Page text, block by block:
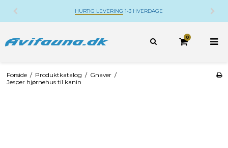
HURTIG LEVERING 1-3 HVERDAGE
0
Forside / Produktkatalog / Gnaver /
Jesper hjørnehus til kanin